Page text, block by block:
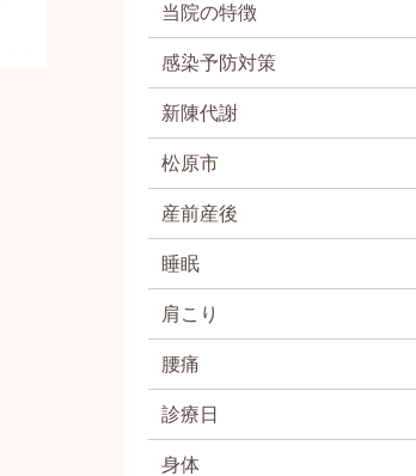
当院の特徴
感染予防対策
新陳代謝
松原市
産前産後
睡眠
肩こり
腰痛
診療日
身体